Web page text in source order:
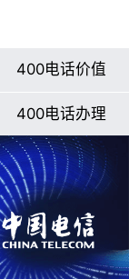
400电话价值
400电话办理